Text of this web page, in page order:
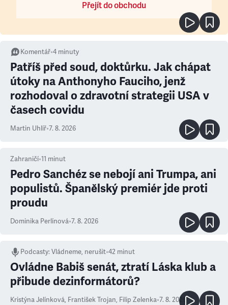
Přejít do obchodu
Komentář•4 minuty
Patříš před soud, doktůrku. Jak chápat
útoky na Anthonyho Fauciho, jenž
rozhodoval o zdravotní strategii USA v
časech covidu
Martin Uhlíř•7. 8. 2026
Zahraničí•11 minut
Pedro Sanchéz se nebojí ani Trumpa, ani
populistů. Španělský premiér jde proti
proudu
Dominika Perlínová•7. 8. 2026
Podcasty:Vládneme, nerušit•42 minut
Ovládne Babiš senát, ztratí Láska klub a
přibude dezinformátorů?
Kristýna Jelínková, František Trojan, Filip Zelenka•7. 8. 2026